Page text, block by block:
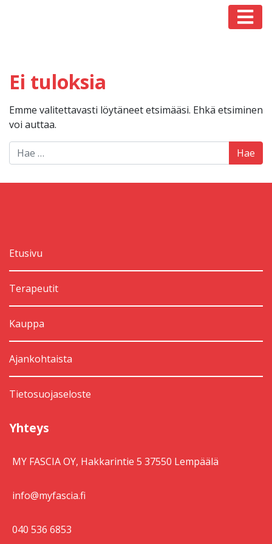
Ei tuloksia
Emme valitettavasti löytäneet etsimääsi. Ehkä etsiminen
voi auttaa.
Hae:
Etusivu
Terapeutit
Kauppa
Ajankohtaista
Tietosuojaseloste
Yhteys
MY FASCIA OY, Hakkarintie 5 37550 Lempäälä
info@myfascia.fi
040 536 6853